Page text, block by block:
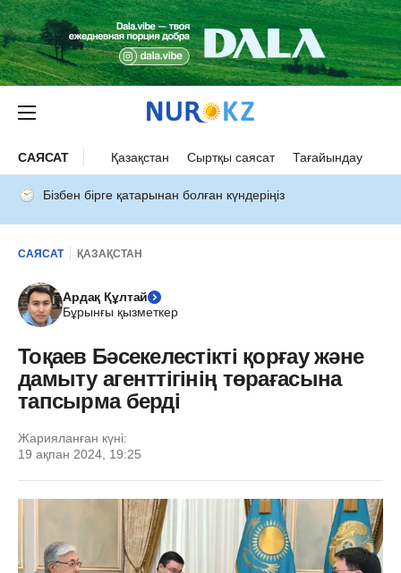
САЯСАТ Қазақстан Сыртқы саясат Тағайындау
Бізбен бірге қатарынан болған күндеріңіз
САЯСАТ ҚАЗАҚСТАН
Ардақ Құлтай
Бұрынғы қызметкер
Тоқаев Бәсекелестікті қорғау және
дамыту агенттігінің төрағасына
тапсырма берді
Жарияланған күні:
19 ақпан 2024, 19:25